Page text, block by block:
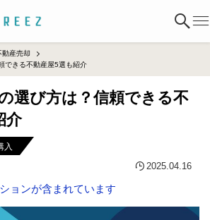
動産売却
できる不動産屋5選も紹介
選び方は？信頼できる不
介
入
2025.04.16
ョンが含まれています